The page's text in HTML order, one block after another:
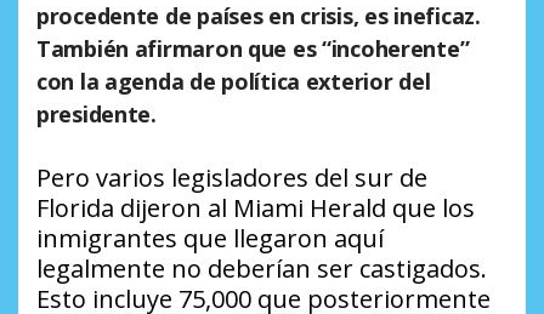
procedente de países en crisis, es ineficaz.
También afirmaron que es “incoherente”
con la agenda de política exterior del
presidente.
Pero varios legisladores del sur de
Florida dijeron al Miami Herald que los
inmigrantes que llegaron aquí
legalmente no deberían ser castigados.
Esto incluye 75,000 que posteriormente